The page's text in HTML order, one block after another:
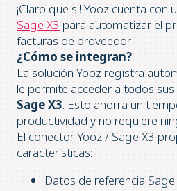
¡Claro que si! Yooz cuenta
Sage X3 para automatizar el
facturas de proveedor.
¿Cómo se integran?
La solución Yooz registra
le permite acceder a todos
Sage X3. Esto ahorra un
productividad y no requiere
El conector Yooz / Sage X3
características:
Datos de referencia